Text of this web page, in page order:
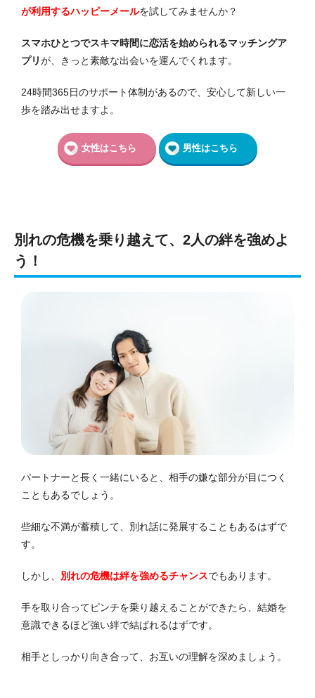
が利用するハッピーメールを試してみませんか？
スマホひとつでスキマ時間に恋活を始められるマッチングア
プリが、きっと素敵な出会いを運んでくれます。
24時間365日のサポート体制があるので、安心して新しい一
歩を踏み出せますよ。
女性はこちら 男性はこちら
別れの危機を乗り越えて、2人の絆を強めよ
う！
パートナーと長く一緒にいると、相手の嫌な部分が目につく
こともあるでしょう。
些細な不満が蓄積して、別れ話に発展することもあるはずで
す。
しかし、 別れの危機は絆を強めるチャンスでもあります。
手を取り合ってピンチを乗り越えることができたら、結婚を
意識できるほど強い絆で結ばれるはずです。
相手としっかり向き合って、お互いの理解を深めましょう。